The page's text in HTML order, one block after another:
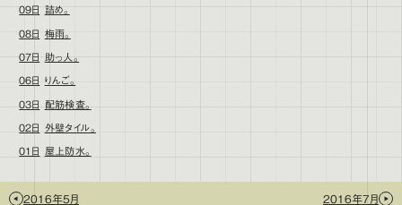
09日 詰め。
08日 梅雨。
07日 助っ人。
06日 りんご。
03日 配筋検査。
02日 外壁タイル。
01日 屋上防水。
2016年5月 2016年7月